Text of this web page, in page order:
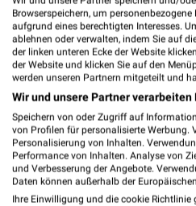
Behrens
Breite
25524
Heute
Browserspeichern, um
aufgrund eines berechtigten Interesses.
ablehnen oder verwalten, indem Sie auf
der linken unteren Ecke der Website
der Website und klicken Sie auf den
werden unseren Partnern mitgeteilt und
Wir und unsere Partner
Speichern von oder Zugriff auf
von Profilen für personalisierte Werbung.
Personalisierung von Inhalten.
Performance von Inhalten. Analyse von
und Verbesserung der Angebote.
Daten können außerhalb der
Ihre Einwilligung und die cookie